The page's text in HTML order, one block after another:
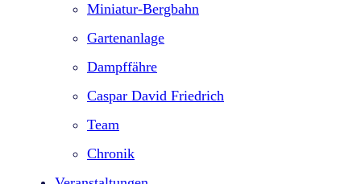
Miniatur-Bergbahn
Gartenanlage
Dampffähre
Caspar David Friedrich
Team
Chronik